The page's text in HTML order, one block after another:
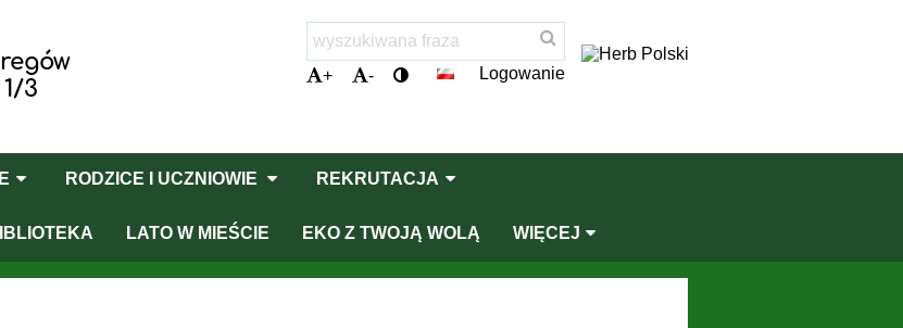
3
+ - Logowanie
RODZICE I UCZNIOWIE REKRUTACJA
LATO W MIEŚCIE EKO Z TWOJĄ WOLĄ WIĘCEJ